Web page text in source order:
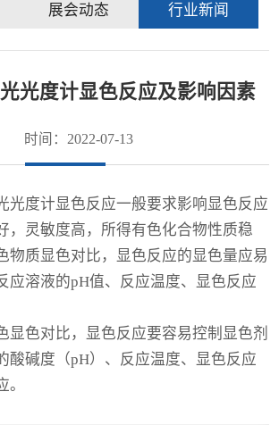
展会动态 行业新闻
光度计显色反应及影响因素
时间：2022-07-13
光度计显色反应一般要求影响显色反应
，灵敏度高，所得有色化合物性质稳
物质显色对比，显色反应的显色量应易
应溶液的pH值、反应温度、显色反应
显色对比，显色反应要容易控制显色剂
酸碱度（pH）、反应温度、显色反应